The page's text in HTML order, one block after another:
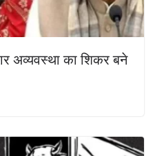
अव्यवस्था का शिकर बने